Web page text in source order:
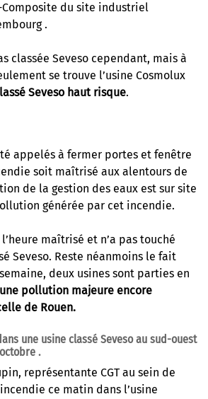
Composite du site industriel
.
classée Seveso cependant, mais à
se trouve l’usine Cosmolux
Seveso haut risque.
appelés à fermer portes et fenêtre
soit maîtrisé aux alentours de
de la gestion des eaux est sur site
générée par cet incendie.
maîtrisé et n’a pas touché
Seveso. Reste néanmoins le fait
deux usines sont parties en
une pollution majeure encore
de Rouen.
une usine classé Seveso au sud-ouest
.
, représentante CGT au sein de
ce matin dans l’usine